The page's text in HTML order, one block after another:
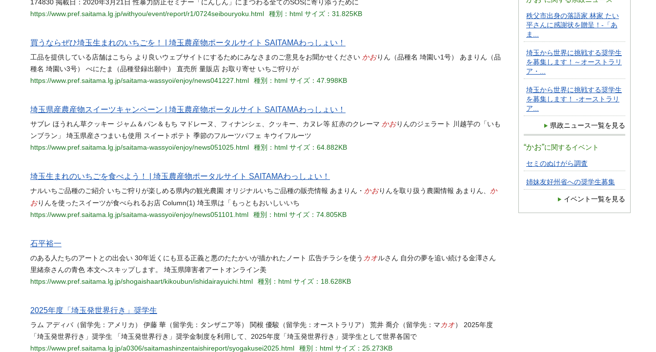
秩父市出身の落語家 林家 たい
平さんに感謝状を贈呈！-「あ
ま...
埼玉から世界に挑戦する奨学生
を募集します！～オーストラリ
ア・...
埼玉から世界に挑戦する奨学生
を募集します！ -オーストラリ
ア...
県政ニュース一覧を見る
“かお”に関するイベント
セミのぬけがら調査
姉妹友好州省への奨学生募集
イベント一覧を見る
174830 掲載日：2020年3月21日 性暴力防止セミナー「にんしん」にまつわる全てのSOSに寄り添うために
https://www.pref.saitama.lg.jp/withyou/event/report/r1/0724seibouryoku.html
種別：html サイズ：31.825KB
買うならぜひ埼玉生まれのいちごを！ | 埼玉農産物ポータルサイト SAITAMAわっしょい！
工品を提供している店舗はこちら より良いウェブサイトにするためにみなさまのご意見をお聞かせください かお りん（品種名 埼園い1号） あまりん（品
種名 埼園い3号） べにたま（品種登録出願中） 直売所 量販店 お取り寄せ いちご狩りが
https://www.pref.saitama.lg.jp/saitama-wassyoi/enjoy/news041227.html
種別：html サイズ：47.998KB
埼玉県産農産物スイーツキャンペーン | 埼玉農産物ポータルサイト SAITAMAわっしょい！
サブレ ほうれん草クッキー ジャム＆パン＆もち マドレーヌ、フィナンシェ、クッキー、カヌレ等 紅赤のクレーマ かお りんのジェラート 川越芋の「いも
ンブラン」 埼玉県産さつまいも使用 スイートポテト 季節のフルーツパフェ キウイフルーツ
https://www.pref.saitama.lg.jp/saitama-wassyoi/enjoy/news051025.html
種別：html サイズ：64.882KB
埼玉生まれのいちごを食べよう！ | 埼玉農産物ポータルサイト SAITAMAわっしょい！
ナルいちご品種のご紹介 いちご狩りが楽しめる県内の観光農園 オリジナルいちご品種の販売情報 あまりん・ かお りんを取り扱う農園情報 あまりん、
か
お りんを使ったスイーツが食べられるお店 Column(1) 埼玉県は「もっともおいしいいち
https://www.pref.saitama.lg.jp/saitama-wassyoi/enjoy/news051101.html
種別：html サイズ：74.805KB
石平裕一
のある人たちのアートとの出会い 30年近くにも亘る正義と悪のたたかいが描かれたノート 広告チラシを使う カオルさん 自分の夢を追い続ける金澤さん
里緒奈さんの青色 本文へスキップします。 埼玉県障害者アートオンライン美
https://www.pref.saitama.lg.jp/shogaishaart/kikoubun/ishidairayuichi.html
種別：html サイズ：18.628KB
2025年度「埼玉発世界行き」奨学生
ラム アディバ（留学先：アメリカ） 伊藤 華（留学先：タンザニア等） 関根 優駿（留学先：オーストラリア） 荒井 喬介（留学先：マ カオ） 2025年度
「埼玉発世界行き」奨学生 「埼玉発世界行き」奨学金制度を利用して、2025年度「埼玉発世界行き」奨学生として世界各国で
https://www.pref.saitama.lg.jp/a0306/saitamashinzentaishireport/syogakusei2025.html
種別：html サイズ：25.273KB